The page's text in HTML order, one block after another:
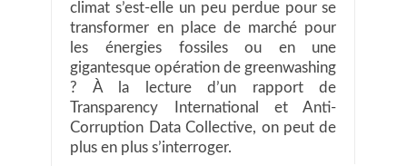
climat s’est-elle un peu perdue pour se
transformer en place de marché pour
les énergies fossiles ou en une
gigantesque opération de greenwashing
? À la lecture d’un rapport de
Transparency International et Anti-
Corruption Data Collective, on peut de
plus en plus s’interroger.